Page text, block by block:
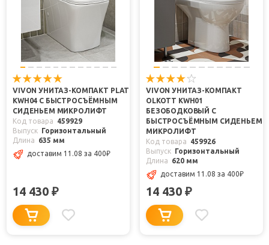
VIVON УНИТАЗ-КОМПАКТ PLAT
KWH04 С БЫСТРОСЪЁМНЫМ
СИДЕНЬЕМ МИКРОЛИФТ
Код товара
459929
Выпуск Горизонтальный
Длина
635 мм
доставим 11.08 за 400₽
14 430 ₽
VIVON УНИТАЗ-КОМПАКТ
OLKOTT KWH01
БЕЗОБОДКОВЫЙ С
БЫСТРОСЪЁМНЫМ СИДЕНЬЕМ
МИКРОЛИФТ
Код товара
459926
Выпуск Горизонтальный
Длина
620 мм
доставим 11.08 за 400₽
14 430 ₽